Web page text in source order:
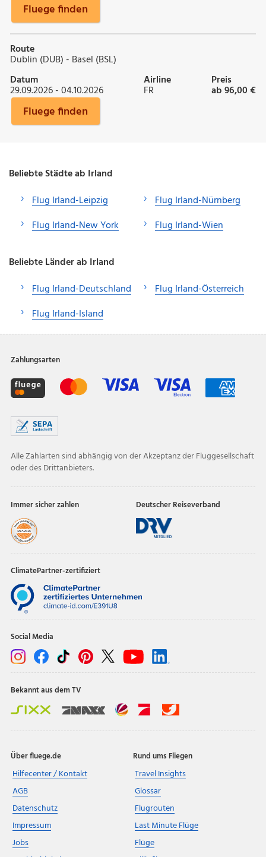
Fluege finden
Route
Dublin (DUB) - Basel (BSL)
Datum
29.09.2026 - 04.10.2026
Airline
FR
Preis
ab 96,00 €
Fluege finden
Beliebte Städte ab Irland
Flug Irland-Leipzig
Flug Irland-New York
Flug Irland-Nürnberg
Flug Irland-Wien
Beliebte Länder ab Irland
Flug Irland-Deutschland
Flug Irland-Island
Flug Irland-Österreich